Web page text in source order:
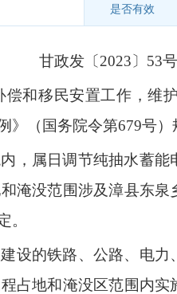
是否有效
甘政发〔2023〕53号
和移民安置工作，维
》（国务院令第679号）
，属日调节纯抽水蓄
淹没范围涉及漳县东
。
设的铁路、公路、电
占地和淹没区范围内